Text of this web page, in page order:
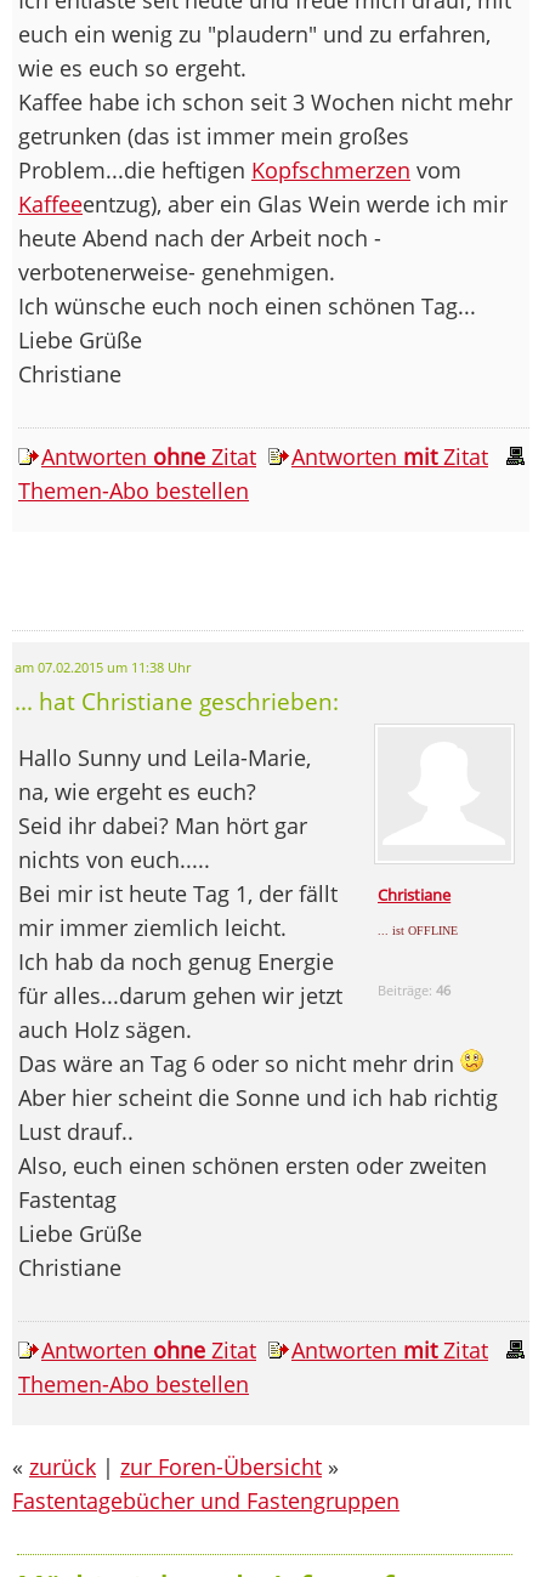
euch ein wenig zu "plaudern" und zu erfahren,
wie es euch so ergeht.
Kaffee habe ich schon seit 3 Wochen nicht mehr
getrunken (das ist immer mein großes
Problem...die heftigen Kopfschmerzen vom
Kaffeeentzug), aber ein Glas Wein werde ich mir
heute Abend nach der Arbeit noch -
verbotenerweise- genehmigen.
Ich wünsche euch noch einen schönen Tag...
Liebe Grüße
Christiane
Antworten ohne Zitat Antworten mitZitat
Themen-Abo bestellen
am 07.02.2015 um 11:38 Uhr
... hat Christiane geschrieben:
Christiane
... ist OFFLINE
Beiträge:46
Hallo Sunny und Leila-Marie,
na, wie ergeht es euch?
Seid ihr dabei? Man hört gar
nichts von euch.....
Bei mir ist heute Tag 1, der fällt
mir immer ziemlich leicht.
Ich hab da noch genug Energie
für alles...darum gehen wir jetzt
auch Holz sägen.
Das wäre an Tag 6 oder so nicht mehr drin
Aber hier scheint die Sonne und ich hab richtig
Lust drauf..
Also, euch einen schönen ersten oder zweiten
Fastentag
Liebe Grüße
Christiane
Antworten ohne Zitat Antworten mitZitat
Themen-Abo bestellen
« zurück | zur Foren-Übersicht »
Fastentagebücher und Fastengruppen